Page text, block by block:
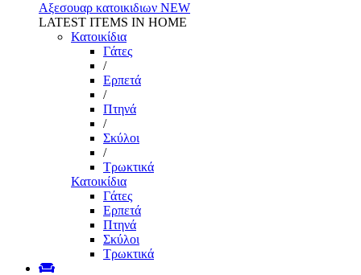
Αξεσουαρ κατοικιδιων NEW
LATEST ITEMS IN HOME
Κατοικίδια
Γάτες
/
Ερπετά
/
Πτηνά
/
Σκύλοι
/
Τρωκτικά
Κατοικίδια
Γάτες
Ερπετά
Πτηνά
Σκύλοι
Τρωκτικά